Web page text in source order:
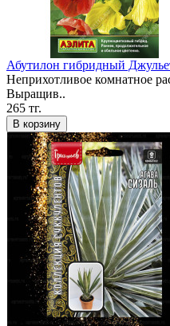
Абутилон гибридный
Неприхотливое комнатное
Выращив..
265 тг.
В корзину